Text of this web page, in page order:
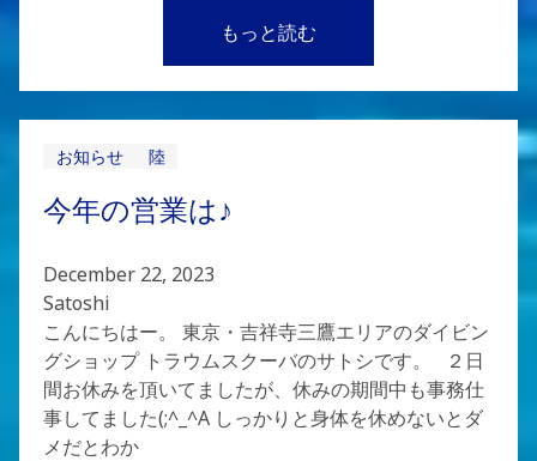
もっと読む
お知らせ 陸
今年の営業は♪
December 22, 2023
Satoshi
こんにちはー。 東京・吉祥寺三鷹エリアのダイビン
グショップ トラウムスクーバのサトシです。 ２日
間お休みを頂いてましたが、休みの期間中も事務仕
事してました(;^_^A しっかりと身体を休めないとダ
メだとわか